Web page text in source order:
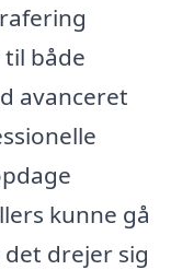
både
avanceret
kunne gå
drejer sig